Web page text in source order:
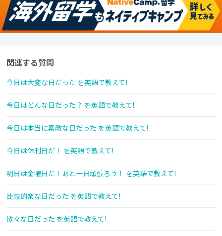
関連する質問
今日は大変な日だった を英語で教えて!
今日はどんな日だった？ を英語で教えて!
今日は本当に素敵な日だった を英語で教えて!
今日は休刊日だ！ を英語で教えて!
明日は金曜日だ！あと一日頑張ろう！ を英語で教えて!
比較的楽な日だった を英語で教えて!
散々な日だった を英語で教えて!